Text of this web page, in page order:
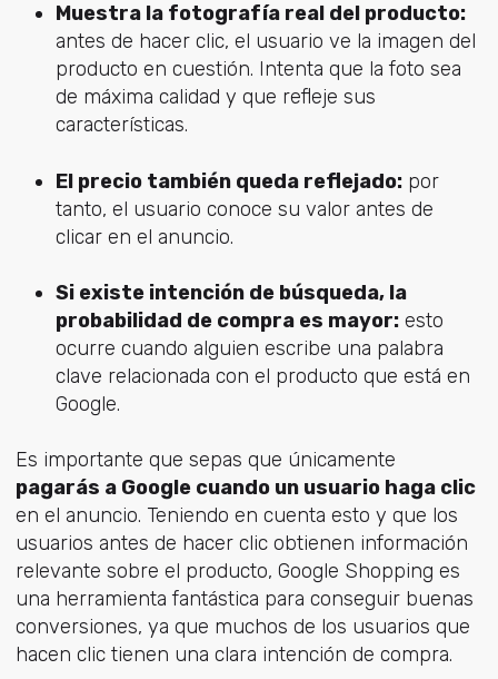
Muestra la fotografía real del producto:
antes de hacer clic, el usuario ve la imagen del
producto en cuestión. Intenta que la foto sea
de máxima calidad y que refleje sus
características.
El precio también queda reflejado:por
tanto, el usuario conoce su valor antes de
clicar en el anuncio.
Si existe intención de búsqueda, la
probabilidad de compra es mayor:esto
ocurre cuando alguien escribe una palabra
clave relacionada con el producto que está en
Google.
Es importante que sepas que únicamente
pagarás a Google cuando un usuario haga clic
en el anuncio. Teniendo en cuenta esto y que los
usuarios antes de hacer clic obtienen información
relevante sobre el producto, Google Shopping es
una herramienta fantástica para conseguir buenas
conversiones, ya que muchos de los usuarios que
hacen clic tienen una clara intención de compra.